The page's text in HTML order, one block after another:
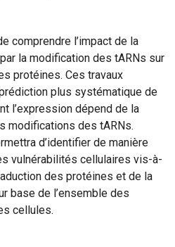
comprendre l’impact de la
la modification des tARNs sur
protéines. Ces travaux
plus systématique de
l’expression dépend de la
modifications des tARNs.
d’identifier de manière
vulnérabilités cellulaires vis-à-
des protéines et de la
base de l’ensemble des
cellules.